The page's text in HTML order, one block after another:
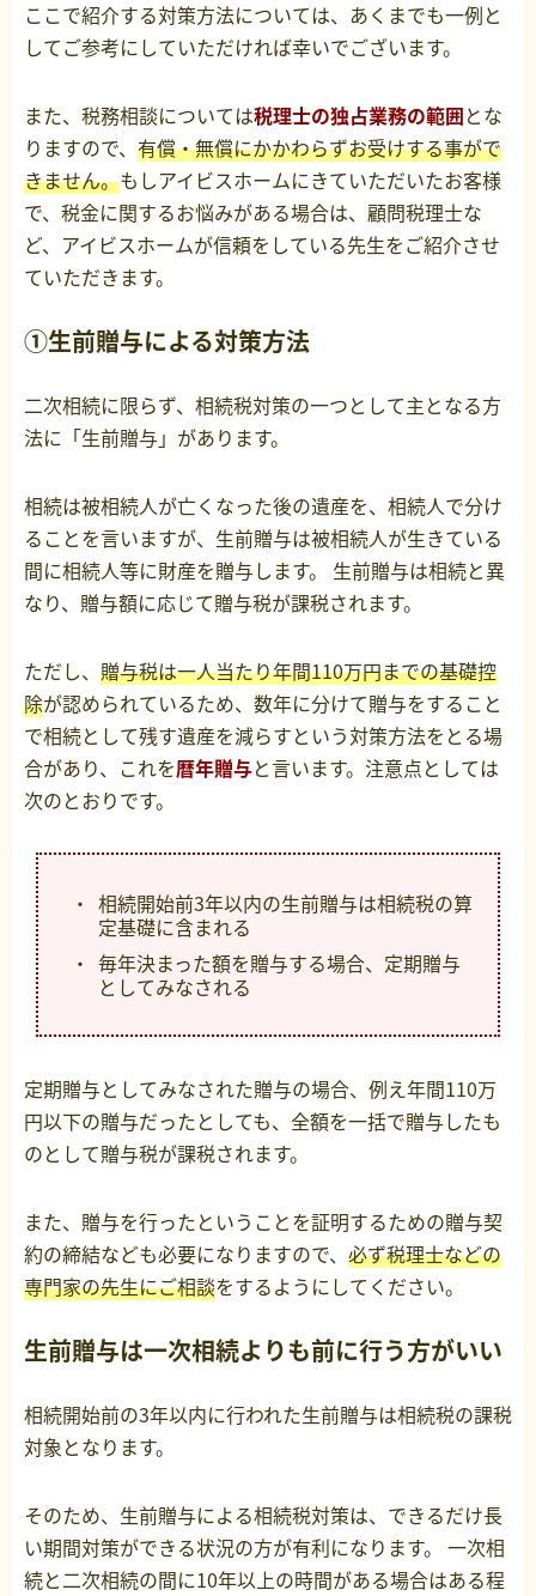
ここで紹介する対策方法については、あくまでも一例と
してご参考にしていただければ幸いでございます。
また、税務相談については税理士の独占業務の範囲とな
りますので、 有償・無償にかかわらずお受けする事がで
きません。もしアイビスホームにきていただいたお客様
で、税金に関するお悩みがある場合は、顧問税理士な
ど、アイビスホームが信頼をしている先生をご紹介させ
ていただきます。
①生前贈与による対策方法
二次相続に限らず、相続税対策の一つとして主となる方
法に「生前贈与」があります。
相続は被相続人が亡くなった後の遺産を、相続人で分け
ることを言いますが、生前贈与は被相続人が生きている
間に相続人等に財産を贈与します。 生前贈与は相続と異
なり、贈与額に応じて贈与税が課税されます。
ただし、 贈与税は一人当たり年間110万円までの基礎控
除が認められているため、数年に分けて贈与をすること
で相続として残す遺産を減らすという対策方法をとる場
合があり、これを暦年贈与と言います。注意点としては
次のとおりです。
相続開始前3年以内の生前贈与は相続税の算
定基礎に含まれる
毎年決まった額を贈与する場合、定期贈与
としてみなされる
定期贈与としてみなされた贈与の場合、例え年間110万
円以下の贈与だったとしても、全額を一括で贈与したも
のとして贈与税が課税されます。
また、贈与を行ったということを証明するための贈与契
約の締結なども必要になりますので、 必ず税理士などの
専門家の先生にご相談をするようにしてください。
生前贈与は一次相続よりも前に行う方がいい
相続開始前の3年以内に行われた生前贈与は相続税の課税
対象となります。
そのため、生前贈与による相続税対策は、できるだけ長
い期間対策ができる状況の方が有利になります。 一次相
続と二次相続の間に10年以上の時間がある場合はある程